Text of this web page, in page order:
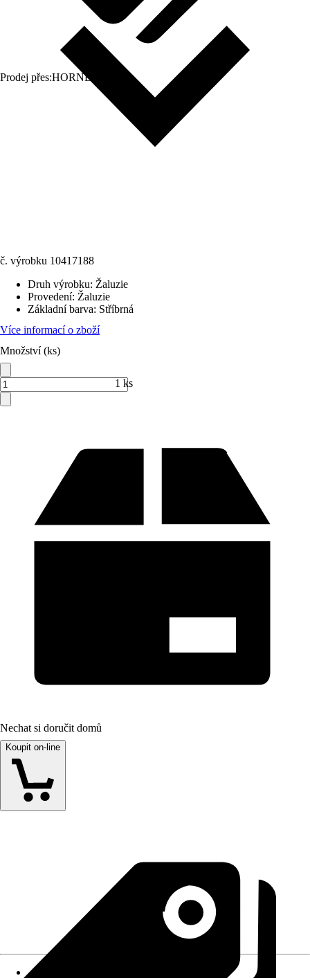
Prodej přes:HORNBACH
č. výrobku 10417188
Druh výrobku: Žaluzie
Provedení: Žaluzie
Základní barva: Stříbrná
Více informací o zboží
Množství (ks)
1 ks
Nechat si doručit domů
Koupit on-line